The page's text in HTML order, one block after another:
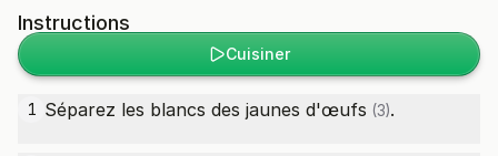
Instructions
Cuisiner
1 Séparez les blancs des jaunes d'œufs (3).